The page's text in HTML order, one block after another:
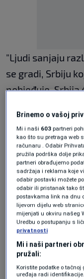
"Ljudi sanjaju
se gradi, Srbiju
pobjeđuje. Srbija
Danas se u
Središnji skup
dok će se
ranije na različitim
Vučić: Spreman
Vučić se jučer
da će skup biti
informacije o
spriječiti pokušaj
Brinemo o vašoj
Mi i naši 603 partneri
kao što su pretraga web
računaru . Odabir
pružila podrška dolje
partneri obrađujemo
sadržaja i reklama koje
odabir postavki možete
odabir ili pristanak tako
postavkama link na dnu
lijevom dijelu web
mijenjati u okviru našeg
Uredbu o postupanju s
privatnosti
Mi i naši partneri
pružali:
Koristite podatke o
uređaja radi